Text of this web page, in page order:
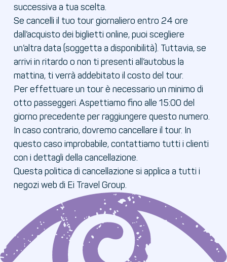
successiva a tua scelta.
Se cancelli il tuo tour giornaliero entro 24 ore
dall’acquisto dei biglietti online, puoi scegliere
un’altra data (soggetta a disponibilità). Tuttavia, se
arrivi in ritardo o non ti presenti all’autobus la
mattina, ti verrà addebitato il costo del tour.
Per effettuare un tour è necessario un minimo di
otto passeggeri. Aspettiamo fino alle 15:00 del
giorno precedente per raggiungere questo numero.
In caso contrario, dovremo cancellare il tour. In
questo caso improbabile, contattiamo tutti i clienti
con i dettagli della cancellazione.
Questa politica di cancellazione si applica a tutti i
negozi web di Ei Travel Group.